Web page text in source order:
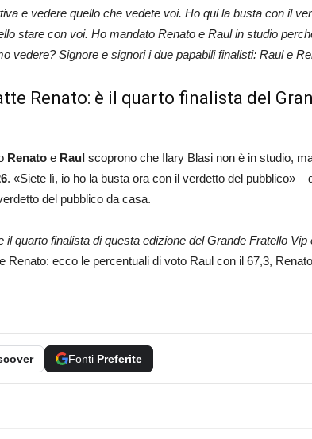
e vedere quello che vedete voi. Ho qui la busta con il
stare con voi. Ho mandato Renato e Raul in studio
vedere? Signore e signori i due papabili finalisti: Raul e
Renato: è il quarto finalista del
Renato e Raul scoprono che Ilary Blasi non è in studio,
. «Siete lì, io ho la busta ora con il verdetto del pubblico» –
del pubblico da casa.
il quarto finalista di questa edizione del Grande Fratello Vip
Renato: ecco le percentuali di voto Raul con il 67,3,
Fonti Preferite